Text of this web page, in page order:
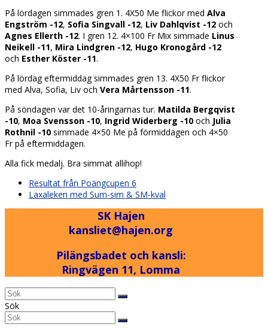
På lördagen simmades gren 1. 4X50 Me flickor med Alva
Engström -12, Sofia Singvall -12, Liv Dahlqvist -12 och
Agnes Ellerth -12. I gren 12. 4×100 Fr Mix simmade Linus
Neikell -11, Mira Lindgren -12, Hugo Kronogård -12
och Esther Köster -11.
På lördag eftermiddag simmades gren 13. 4X50 Fr flickor
med Alva, Sofia, Liv och Vera Mårtensson -11.
På söndagen var det 10-åringarnas tur. Matilda Bergqvist
-10, Moa Svensson -10, Ingrid Widerberg -10 och Julia
Rothnil -10 simmade 4×50 Me på förmiddagen och 4×50
Fr på eftermiddagen.
Alla fick medalj. Bra simmat allihop!
previous
post:
Resultat från Poängcupen 6
next
Laxaleken med Sum-sim & SM-kval
SK Hajen
kansliet@hajen.org
Pilängsbadet och kansli:
Ringvägen 11, Lomma
Back
To
Sök
Sök
Submit